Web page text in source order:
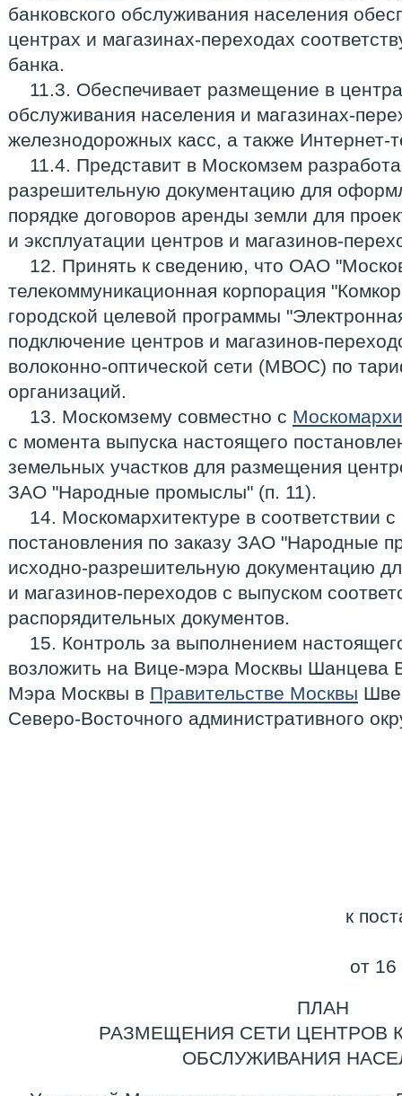
банковского обслуживания населения
центрах и магазинах-переходах
банка.
11.3. Обеспечивает размещение в
обслуживания населения и магазинах-
железнодорожных касс, а также Интернет-
11.4. Представит в Москомзем
разрешительную документацию для
порядке договоров аренды земли для
и эксплуатации центров и магазинов-
12. Принять к сведению, что ОАО
телекоммуникационная корпорация
городской целевой программы
подключение центров и магазинов-
волоконно-оптической сети (МВОС) по
организаций.
13. Москомзему совместно с
с момента выпуска настоящего
земельных участков для размещения
ЗАО "Народные промыслы" (п. 11).
14. Москомархитектуре в соответствии
постановления по заказу ЗАО "Народные
исходно-разрешительную документацию
и магазинов-переходов с выпуском
распорядительных документов.
15. Контроль за выполнением
возложить на Вице-мэра Москвы Шанцева
Мэра Москвы в Правительстве Москвы
Северо-Восточного административного
к
от 16
ПЛАН
РАЗМЕЩЕНИЯ СЕТИ ЦЕНТРОВ
ОБСЛУЖИВАНИЯ